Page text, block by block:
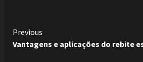
Continue
Reading
Previous
Vantagens e aplicações do rebite